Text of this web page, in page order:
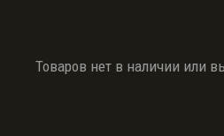
Товаров нет в наличии или